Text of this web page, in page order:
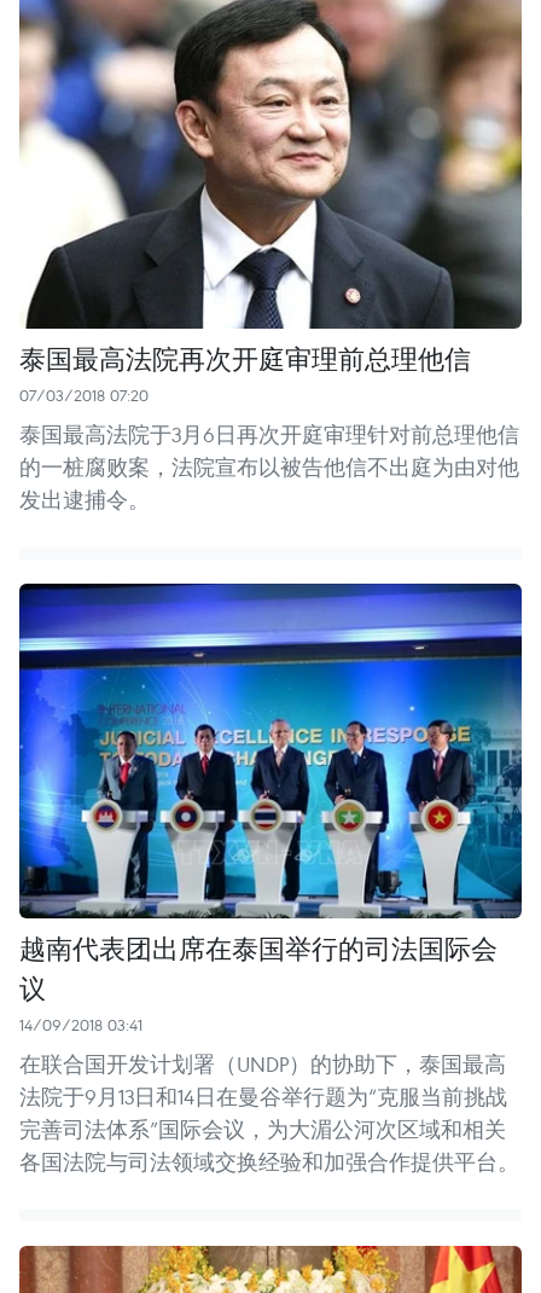
泰国最高法院再次开庭审理前总理他信
07/03/2018 07:20
泰国最高法院于3月6日再次开庭审理针对前总理他信
的一桩腐败案，法院宣布以被告他信不出庭为由对他
发出逮捕令。
越南代表团出席在泰国举行的司法国际会
议
14/09/2018 03:41
在联合国开发计划署（UNDP）的协助下，泰国最高
法院于9月13日和14日在曼谷举行题为“克服当前挑战
完善司法体系”国际会议，为大湄公河次区域和相关
各国法院与司法领域交换经验和加强合作提供平台。